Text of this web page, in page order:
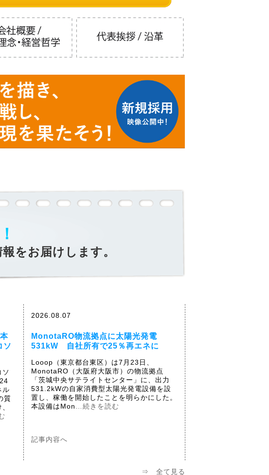
をお届けします。
ソ
ル
質
2026.08.07
MonotaRO物流拠点に太陽光発電
531kW 自社所有で25％再エネに
Looop（東京都台東区）は7月23日、
MonotaRO（大阪府大阪市）の物流拠点
「茨城中央サテライトセンター」に、出力
531.2kWの自家消費型太陽光発電設備を設
置し、稼働を開始したことを明らかにした。
本設備はMon
…続きを読む
記事内容へ
⇒ 全て見る